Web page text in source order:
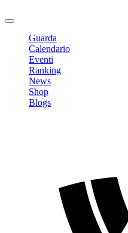
Guarda
Calendario
Eventi
Ranking
News
Shop
Blogs